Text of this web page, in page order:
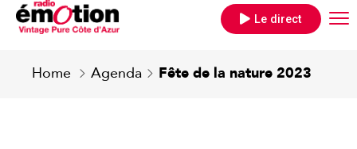
Le direct
Home Agenda Fête de la nature 2023